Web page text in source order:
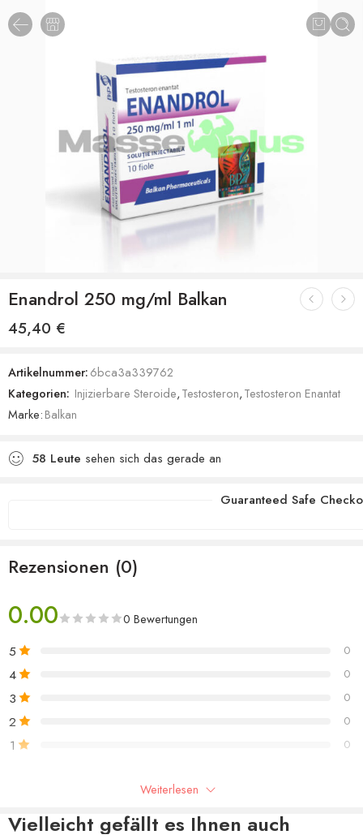
Enandrol 250 mg/ml Balkan
45,40 €
Artikelnummer:6bca3a339762
Kategorien: Injizierbare Steroide,Testosteron,Testosteron Enantat
Marke:Balkan
58 Leute sehen sich das gerade an
Guaranteed Safe
Rezensionen (0)
0.00 0 Bewertungen
5 0
4 0
3 0
2 0
1 0
Seien Sie der Erste, der “Enandrol 250 mg/ml Balkan” bewertet
Weiterlesen
Vielleicht gefällt es Ihnen auch